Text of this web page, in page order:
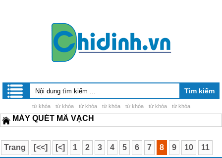
từ khóa từ khóa từ khóa từ khóa từ khóa từ khóa từ khóa
MÁY QUÉT MÃ VẠCH
Trang [<<] [<] 1 2 3 4 5 6 7 8 9 10
11